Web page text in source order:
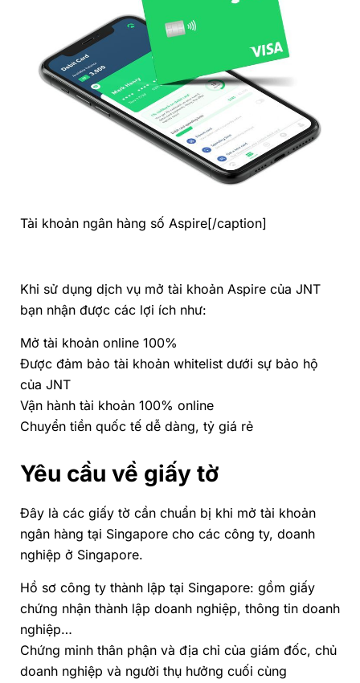
Tài khoản ngân hàng số Aspire[/caption]
Khi sử dụng dịch vụ mở tài khoản Aspire của JNT
bạn nhận được các lợi ích như:
Mở tài khoản online 100%
Được đảm bảo tài khoản whitelist dưới sự bảo hộ
của JNT
Vận hành tài khoản 100% online
Chuyển tiền quốc tế dễ dàng, tỷ giá rẻ
Yêu cầu về giấy tờ
Đây là các giấy tờ cần chuẩn bị khi mở tài khoản
ngân hàng tại Singapore cho các công ty, doanh
nghiệp ở Singapore.
Hồ sơ công ty thành lập tại Singapore: gồm giấy
chứng nhận thành lập doanh nghiệp, thông tin doanh
nghiệp…
Chứng minh thân phận và địa chỉ của giám đốc, chủ
doanh nghiệp và người thụ hưởng cuối cùng